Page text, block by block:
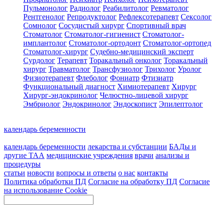
Пульмонолог Радиолог Реабилитолог Ревматолог
Рентгенолог Репродуктолог Рефлексотерапевт Сексолог
Сомнолог Сосудистый хирург Спортивный врач
Стоматолог Стоматолог-гигиенист Стоматолог-
имплантолог Стоматолог-ортодонт Стоматолог-ортопед
Стоматолог-хирург Судебно-медицинский эксперт
Сурдолог Терапевт Торакальный онколог Торакальный
хирург Травматолог Трансфузиолог Трихолог Уролог
Физиотерапевт Флеболог Фониатр Фтизиатр
Функциональный диагност Химиотерапевт Хирург
Хирург-эндокринолог Челюстно-лицевой хирург
Эмбриолог Эндокринолог Эндоскопист Эпилептолог
календарь беременности
календарь беременности лекарства и субстанции БАДы и
другие ТАА медицинские учреждения врачи анализы и
процедуры
статьи новости вопросы и ответы о нас контакты
Политика обработки ПД Согласие на обработку ПД Согласие
на использование Cookie